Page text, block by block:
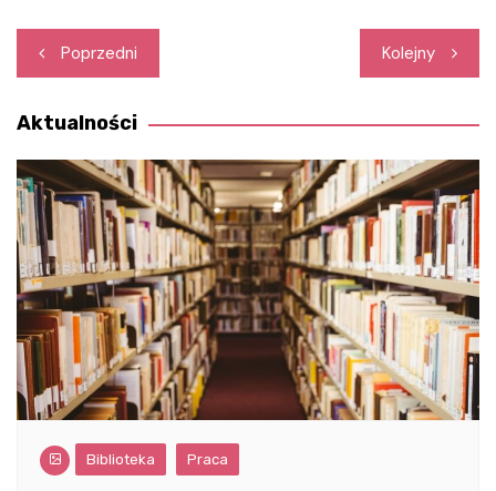
Nawigacja
wpisu
Poprzedni Kolejny
Aktualności
Biblioteka Praca